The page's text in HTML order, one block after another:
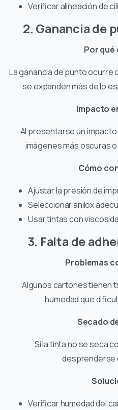
Verificar alineación de
2. Ganancia de
Por
La ganancia de punto
se expanden más de lo
Impacto
Al presentarse un
imágenes más oscuras
Cómo
Ajustar la presión de
Seleccionar anilox
Usar tintas con
3. Falta de
Problemas
Algunos cartones tienen
humedad que
Secado
Si la tinta no se seca
desprenderse
Verificar humedad del